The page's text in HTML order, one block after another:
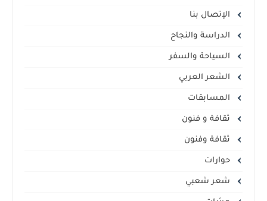
الإتصال بنا
الدراسة والنجاح
السياحة والسفر
الشعر العربي
المسابقات
ثقافة و فنون
ثقافة وفنون
حوارات
شعر شعبي